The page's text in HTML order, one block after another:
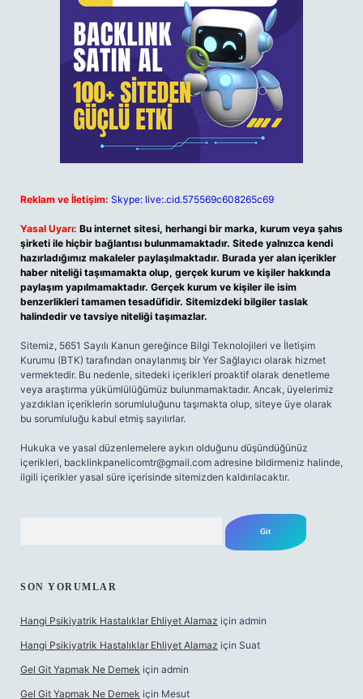
Reklam ve İletişim: Skype: live:.cid.575569c608265c69
Yasal Uyarı: Bu internet sitesi, herhangi bir marka, kurum veya şahıs
şirketi ile hiçbir bağlantısı bulunmamaktadır. Sitede yalnızca kendi
hazırladığımız makaleler paylaşılmaktadır. Burada yer alan içerikler
haber niteliği taşımamakta olup, gerçek kurum ve kişiler hakkında
paylaşım yapılmamaktadır. Gerçek kurum ve kişiler ile isim
benzerlikleri tamamen tesadüfidir. Sitemizdeki bilgiler taslak
halindedir ve tavsiye niteliği taşımazlar.
Sitemiz, 5651 Sayılı Kanun gereğince Bilgi Teknolojileri ve İletişim
Kurumu (BTK) tarafından onaylanmış bir Yer Sağlayıcı olarak hizmet
vermektedir. Bu nedenle, sitedeki içerikleri proaktif olarak denetleme
veya araştırma yükümlülüğümüz bulunmamaktadır. Ancak, üyelerimiz
yazdıkları içeriklerin sorumluluğunu taşımakta olup, siteye üye olarak
bu sorumluluğu kabul etmiş sayılırlar.
Hukuka ve yasal düzenlemelere aykırı olduğunu düşündüğünüz
içerikleri, backlinkpanelicomtr@gmail.com adresine bildirmeniz halinde,
ilgili içerikler yasal süre içerisinde sitemizden kaldırılacaktır.
SON YORUMLAR
Hangi Psikiyatrik Hastalıklar Ehliyet Alamaz için admin
Hangi Psikiyatrik Hastalıklar Ehliyet Alamaz için Suat
Gel Git Yapmak Ne Demek için admin
Gel Git Yapmak Ne Demek için Mesut